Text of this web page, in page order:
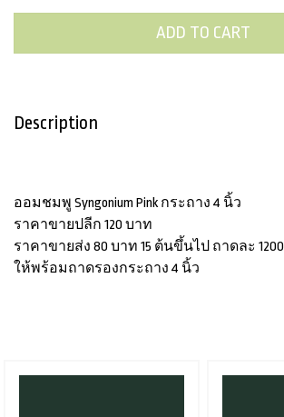
ADD TO CART
Description
ออมชมพู Syngonium Pink กระถาง 4 นิ้ว
ราคาขายปลีก 120 บาท
ราคาขายส่ง 80 บาท 15 ต้นขึ้นไป ถาดละ 1200
ให้พร้อมถาดรองกระถาง 4 นิ้ว